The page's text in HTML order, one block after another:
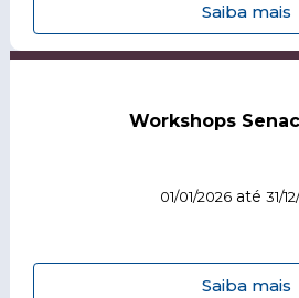
Saiba mais
Workshops
01/01/2026 até 31/
Saiba mais